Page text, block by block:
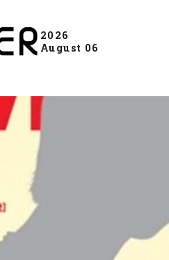
2026
August 06